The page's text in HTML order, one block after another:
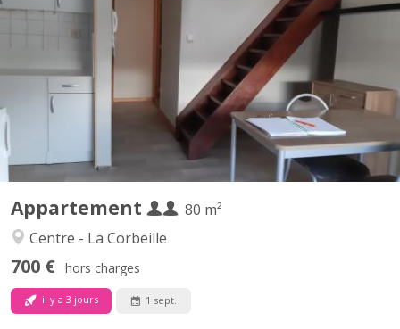
Appartement
80 m²
Centre - La Corbeille
700 € hors charges
il y a 3 jours 1 sept.
Appartement uniquement pour étudiant(e)s Comprenant 2
chambres , une cuisine équipée privée, une salle de bain privée.
Complètement meublé situation exceptionnelle dans le
piétonnier à 2min des facultés